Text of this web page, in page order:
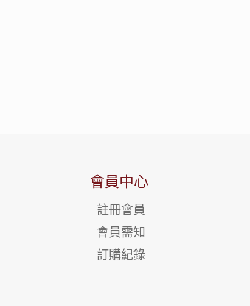
會員中心
註冊會員
會員需知
訂購紀錄